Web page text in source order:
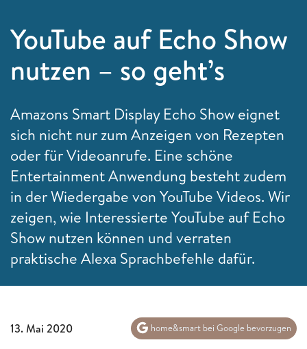
YouTube auf Echo Show
nutzen – so geht’s
Amazons Smart Display Echo Show eignet
sich nicht nur zum Anzeigen von Rezepten
oder für Videoanrufe. Eine schöne
Entertainment Anwendung besteht zudem
in der Wiedergabe von YouTube Videos. Wir
zeigen, wie Interessierte YouTube auf Echo
Show nutzen können und verraten
praktische Alexa Sprachbefehle dafür.
13. Mai 2020 home&smart bei Google bevorzugen